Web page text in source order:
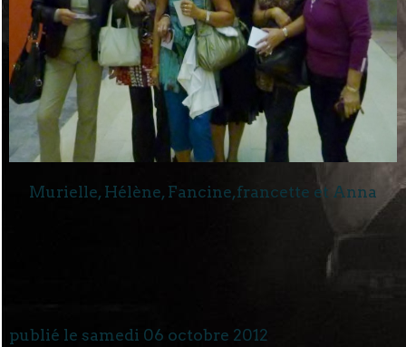
Murielle, Hélène, Fancine,francette et Anna
publié le samedi 06 octobre 2012